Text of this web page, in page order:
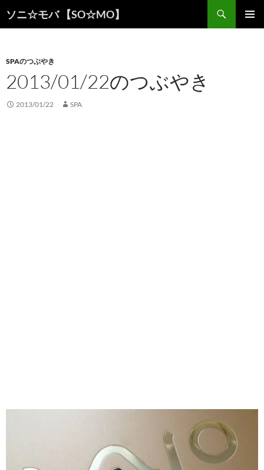
ソニ☆モバ 【SO☆MO】
索
ン
ツ
へ
キ
SPAのつぶやき
2013/01/22のつぶやき
2013/01/22 SPA